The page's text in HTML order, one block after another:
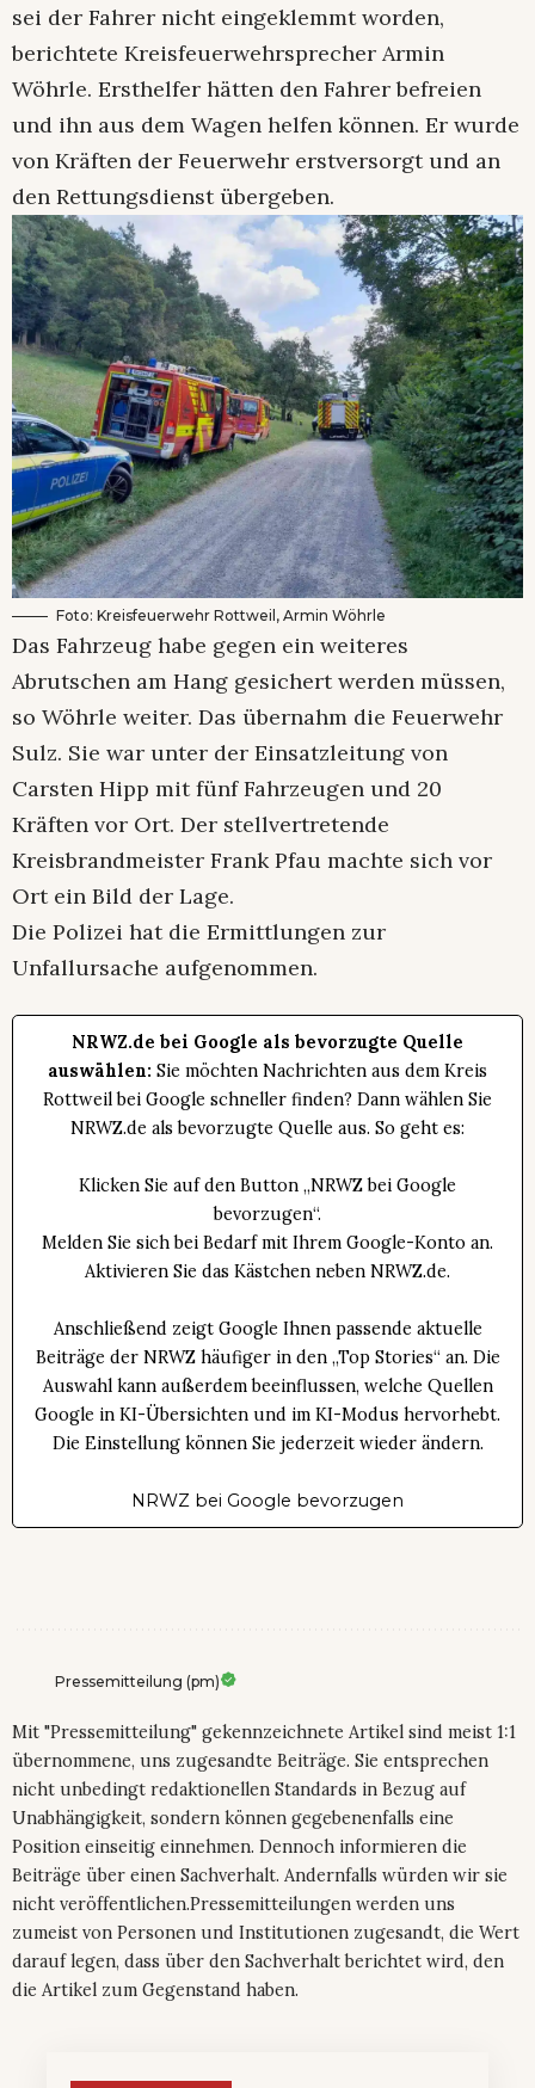
sei der Fahrer nicht eingeklemmt worden,
berichtete Kreisfeuerwehrsprecher Armin
Wöhrle. Ersthelfer hätten den Fahrer befreien
und ihn aus dem Wagen helfen können. Er wurde
von Kräften der Feuerwehr erstversorgt und an
den Rettungsdienst übergeben.
Foto: Kreisfeuerwehr Rottweil, Armin Wöhrle
Das Fahrzeug habe gegen ein weiteres
Abrutschen am Hang gesichert werden müssen,
so Wöhrle weiter. Das übernahm die Feuerwehr
Sulz. Sie war unter der Einsatzleitung von
Carsten Hipp mit fünf Fahrzeugen und 20
Kräften vor Ort. Der stellvertretende
Kreisbrandmeister Frank Pfau machte sich vor
Ort ein Bild der Lage.
Die Polizei hat die Ermittlungen zur
Unfallursache aufgenommen.
NRWZ.de bei Google als bevorzugte Quelle
auswählen: Sie möchten Nachrichten aus dem Kreis
Rottweil bei Google schneller finden? Dann wählen Sie
NRWZ.de als bevorzugte Quelle aus. So geht es:
Klicken Sie auf den Button „NRWZ bei Google
bevorzugen“.
Melden Sie sich bei Bedarf mit Ihrem Google-Konto an.
Aktivieren Sie das Kästchen neben NRWZ.de.
Anschließend zeigt Google Ihnen passende aktuelle
Beiträge der NRWZ häufiger in den „Top Stories“ an. Die
Auswahl kann außerdem beeinflussen, welche Quellen
Google in KI-Übersichten und im KI-Modus hervorhebt.
Die Einstellung können Sie jederzeit wieder ändern.
NRWZ bei Google bevorzugen
Pressemitteilung (pm)
Mit "Pressemitteilung" gekennzeichnete Artikel sind meist 1:1
übernommene, uns zugesandte Beiträge. Sie entsprechen
nicht unbedingt redaktionellen Standards in Bezug auf
Unabhängigkeit, sondern können gegebenenfalls eine
Position einseitig einnehmen. Dennoch informieren die
Beiträge über einen Sachverhalt. Andernfalls würden wir sie
nicht veröffentlichen.Pressemitteilungen werden uns
zumeist von Personen und Institutionen zugesandt, die Wert
darauf legen, dass über den Sachverhalt berichtet wird, den
die Artikel zum Gegenstand haben.